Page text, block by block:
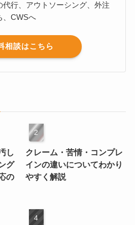
代行、アウトソーシング、外注
、CWSへ
相談はこちら
し
グ
の
クレーム・苦情・コンプレ
インの違いについてわかり
やすく解説